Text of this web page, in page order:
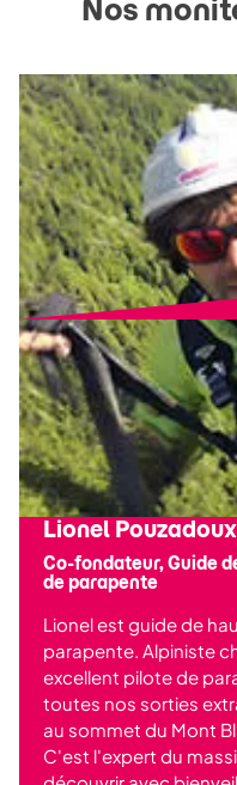
Nos
Lionel Pouzadoux
Co-fondateur, Guide
de parapente
Lionel est guide de
parapente. Alpiniste
excellent pilote de
toutes nos sorties
au sommet du Mont
C'est l'expert du